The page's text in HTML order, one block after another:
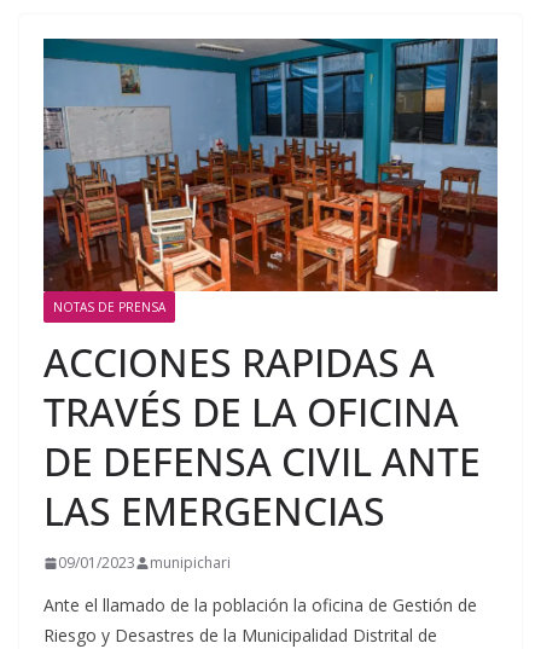
NOTAS DE PRENSA
ACCIONES RAPIDAS A
TRAVÉS DE LA OFICINA
DE DEFENSA CIVIL ANTE
LAS EMERGENCIAS
09/01/2023 munipichari
Ante el llamado de la población la oficina de Gestión de
Riesgo y Desastres de la Municipalidad Distrital de